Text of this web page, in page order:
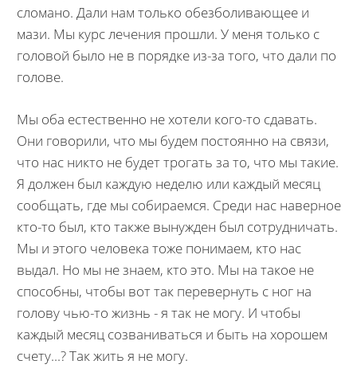
сломано. Дали нам только обезболивающее и
мази. Мы курс лечения прошли. У меня только с
головой было не в порядке из-за того, что дали по
голове.
Мы оба естественно не хотели кого-то сдавать.
Они говорили, что мы будем постоянно на связи,
что нас никто не будет трогать за то, что мы такие.
Я должен был каждую неделю или каждый месяц
сообщать, где мы собираемся. Среди нас наверное
кто-то был, кто также вынужден был сотрудничать.
Мы и этого человека тоже понимаем, кто нас
выдал. Но мы не знаем, кто это. Мы на такое не
способны, чтобы вот так перевернуть с ног на
голову чью-то жизнь - я так не могу. И чтобы
каждый месяц созваниваться и быть на хорошем
счету...? Так жить я не могу.